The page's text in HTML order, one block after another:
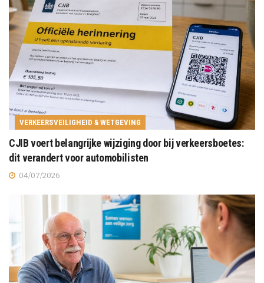
VERKEERSVEILIGHEID & WETGEVING
CJIB voert belangrijke wijziging door bij verkeersboetes:
dit verandert voor automobilisten
04/07/2026